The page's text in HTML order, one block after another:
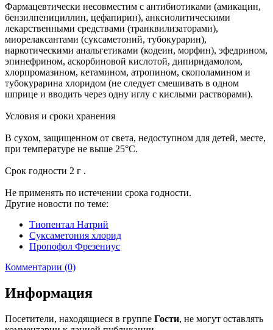
Фармацевтически несовместим с антибиотиками (амикацин,
бензилпенициллин, цефапирин), анксиолитическими
лекарственными средствами (транквилизаторами),
миорелаксантами (суксаметоний, тубокурарин),
наркотическими анальгетиками (кодеин, морфин), эфедрином,
эпинефрином, аскорбиновой кислотой, дипиридамолом,
хлорпромазином, кетамином, атропином, скополамином и
тубокурарина хлоридом (не следует смешивать в одном
шприце и вводить через одну иглу с кислыми растворами).
Условия и сроки хранения
В сухом, защищенном от света, недоступном для детей, месте,
при температуре не выше 25°С.
Срок годности 2 г .
Не применять по истечении срока годности.
Другие новости по теме:
Тиопентал Натрий
Суксаметония хлорид
Пропофол Фрезениус
Комментарии (0)
Информация
Посетители, находящиеся в группе Гости, не могут оставлять